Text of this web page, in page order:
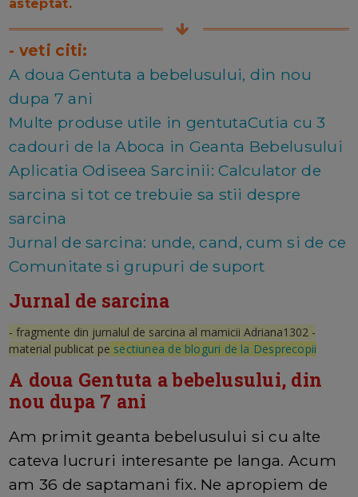
asteptat.
- veti citi:
A doua Gentuta a bebelusului, din nou
dupa 7 ani
Multe produse utile in gentutaCutia cu 3
cadouri de la Aboca in Geanta Bebelusului
Aplicatia Odiseea Sarcinii: Calculator de
sarcina si tot ce trebuie sa stii despre
sarcina
Jurnal de sarcina: unde, cand, cum si de ce
Comunitate si grupuri de suport
Jurnal de sarcina
- fragmente din jurnalul de sarcina al mamicii Adriana1302 -
material publicat pe sectiunea de bloguri de la Desprecopii
A doua Gentuta a bebelusului, din
nou dupa 7 ani
Am primit geanta bebelusului si cu alte
cateva lucruri interesante pe langa. Acum
am 36 de saptamani fix. Ne apropiem de